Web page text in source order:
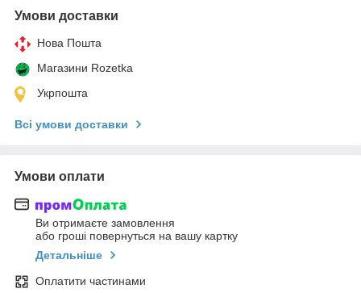
Умови доставки
Нова Пошта
Магазини Rozetka
Укрпошта
Всі умови доставки
Умови оплати
Ви отримаєте замовлення
або гроші повернуться на вашу картку
Детальніше
Оплатити частинами